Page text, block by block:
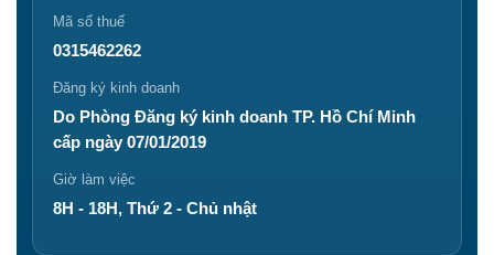
Mã số thuế
0315462262
Đăng ký kinh doanh
Do Phòng Đăng ký kinh doanh TP. Hồ Chí Minh
cấp ngày 07/01/2019
Giờ làm việc
8H - 18H, Thứ 2 - Chủ nhật